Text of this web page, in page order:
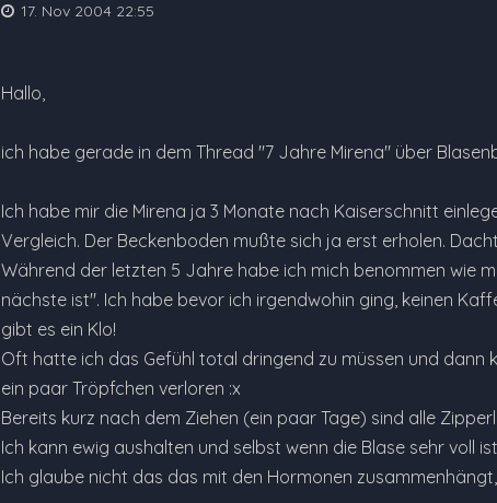
17. Nov 2004 22:55
Hallo,
ich habe gerade in dem Thread "7 Jahre Mirena" über
Ich habe mir die Mirena ja 3 Monate nach Kaiserschnitt
Vergleich. Der Beckenboden mußte sich ja erst erholen.
Während der letzten 5 Jahre habe ich mich benommen wie
nächste ist". Ich habe bevor ich irgendwohin ging, keinen
gibt es ein Klo!
Oft hatte ich das Gefühl total dringend zu müssen und
ein paar Tröpfchen verloren :x
Bereits kurz nach dem Ziehen (ein paar Tage) sind alle
Ich kann ewig aushalten und selbst wenn die Blase sehr voll
Ich glaube nicht das das mit den Hormonen